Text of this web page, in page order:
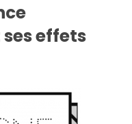
effets